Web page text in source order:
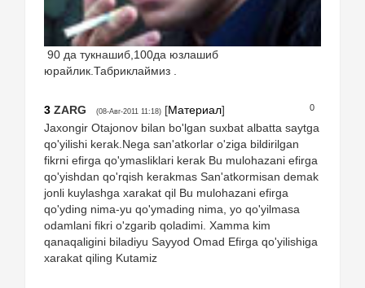
90 да тукнашиб,100да юзлашиб
юрайлик.Табриклаймиз .
0
3 ZARG (08-Авг-2011 11:18) [Материал]
Jaxongir Otajonov bilan bo'lgan suxbat albatta saytga
qo'yilishi kerak.Nega san'atkorlar o'ziga bildirilgan
fikrni efirga qo'ymasliklari kerak Bu mulohazani efirga
qo'yishdan qo'rqish kerakmas San'atkormisan demak
jonli kuylashga xarakat qil Bu mulohazani efirga
qo'yding nima-yu qo'ymading nima, yo qo'yilmasa
odamlani fikri o'zgarib qoladimi. Xamma kim
qanaqaligini biladiyu Sayyod Omad Efirga qo'yilishiga
xarakat qiling Kutamiz